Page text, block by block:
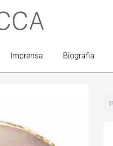
Imprensa Biografia